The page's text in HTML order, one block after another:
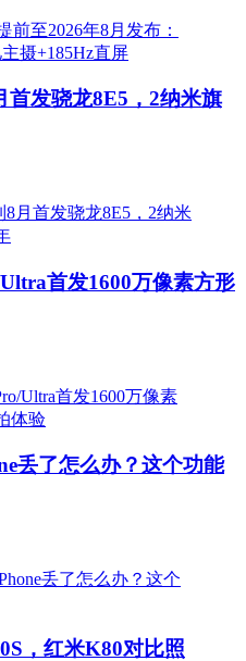
发骁龙8E5，2纳米旗
首发1600万像素方形
丢了怎么办？这个功能
，红米K80对比照